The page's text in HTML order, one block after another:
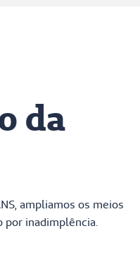
da
ampliamos os meios
inadimplência.